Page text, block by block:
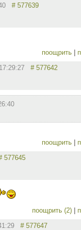
# 577639
поощрить
# 577642
поощрить
577645
поощрить (2)
# 577647